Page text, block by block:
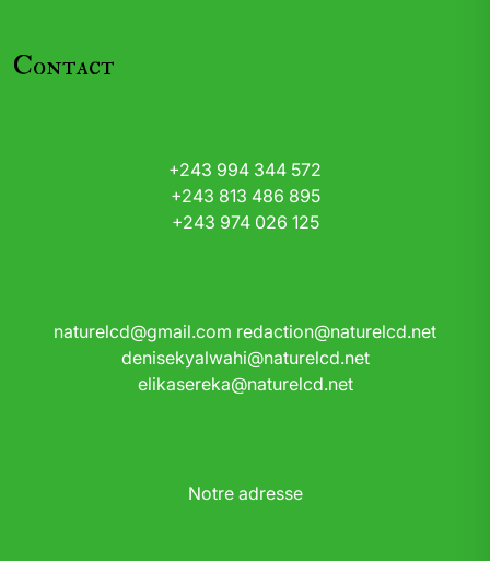
Contact
+243 994 344 572
+243 813 486 895
+243 974 026 125
naturelcd@gmail.com redaction@naturelcd.net
denisekyalwahi@naturelcd.net
elikasereka@naturelcd.net
Notre adresse